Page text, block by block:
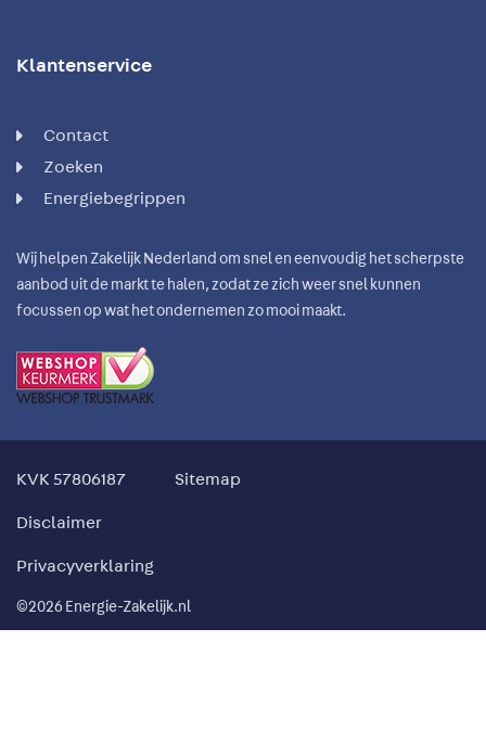
Klantenservice
Contact
Zoeken
Energiebegrippen
Wij helpen Zakelijk Nederland om snel en eenvoudig het scherpste
aanbod uit de markt te halen, zodat ze zich weer snel kunnen
focussen op wat het ondernemen zo mooi maakt.
©2026 Energie-Zakelijk.nl
Privacyverklaring
Disclaimer
Sitemap
KVK 57806187